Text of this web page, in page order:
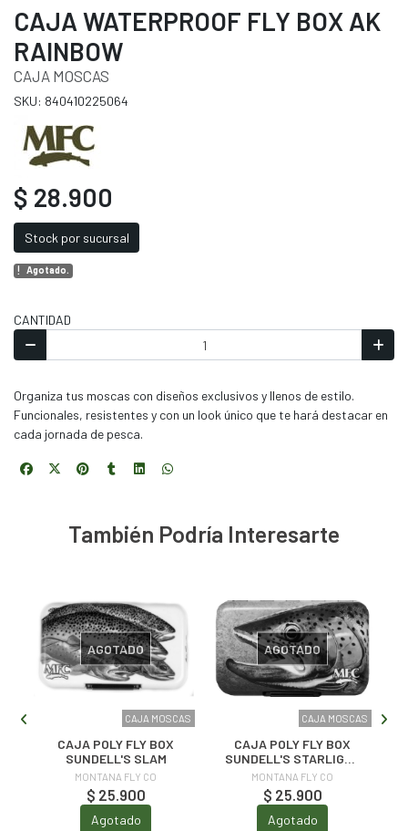
CAJA WATERPROOF FLY BOX AK
RAINBOW
CAJA MOSCAS
SKU: 840410225064
$ 28.900
Stock por sucursal
Agotado.
CANTIDAD
Organiza tus moscas con diseños exclusivos y llenos de estilo.
Funcionales, resistentes y con un look único que te hará destacar en
cada jornada de pesca.
También Podría Interesarte
CAJA MOSCAS
AGOTADO
CAJA POLY FLY BOX
SUNDELL'S SLAM
MONTANA FLY CO
$ 25.900
Agotado
CAJA MOSCAS
AGOTADO
CAJA POLY FLY BOX
SUNDELL'S STARLIGHT
RAINBOW
MONTANA FLY CO
$ 25.900
Agotado